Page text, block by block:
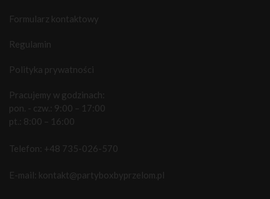
Formularz kontaktowy
Regulamin
Polityka prywatności
Pracujemy w godzinach:
pon. - czw.: 9:00 – 17:00
pt.: 8:00 – 16:00
Telefon: +48 735-026-570
E-mail: kontakt@partyboxbyprzelom.pl